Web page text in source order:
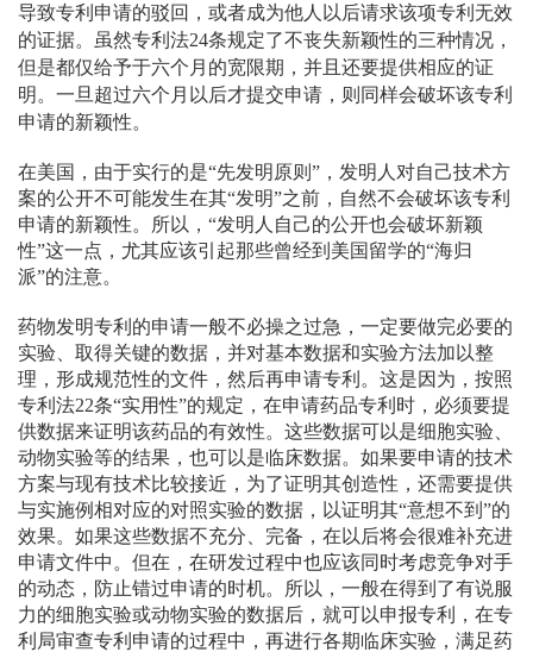
导致专利申请的驳回，或者成为他人以后请求该项专利无效
的证据。虽然专利法24条规定了不丧失新颖性的三种情况，
但是都仅给予于六个月的宽限期，并且还要提供相应的证
明。一旦超过六个月以后才提交申请，则同样会破坏该专利
申请的新颖性。
在美国，由于实行的是“先发明原则”，发明人对自己技术方
案的公开不可能发生在其“发明”之前，自然不会破坏该专利
申请的新颖性。所以，“发明人自己的公开也会破坏新颖
性”这一点，尤其应该引起那些曾经到美国留学的“海归
派”的注意。
药物发明专利的申请一般不必操之过急，一定要做完必要的
实验、取得关键的数据，并对基本数据和实验方法加以整
理，形成规范性的文件，然后再申请专利。这是因为，按照
专利法22条“实用性”的规定，在申请药品专利时，必须要提
供数据来证明该药品的有效性。这些数据可以是细胞实验、
动物实验等的结果，也可以是临床数据。如果要申请的技术
方案与现有技术比较接近，为了证明其创造性，还需要提供
与实施例相对应的对照实验的数据，以证明其“意想不到”的
效果。如果这些数据不充分、完备，在以后将会很难补充进
申请文件中。但在，在研发过程中也应该同时考虑竞争对手
的动态，防止错过申请的时机。所以，一般在得到了有说服
力的细胞实验或动物实验的数据后，就可以申报专利，在专
利局审查专利申请的过程中，再进行各期临床实验，满足药